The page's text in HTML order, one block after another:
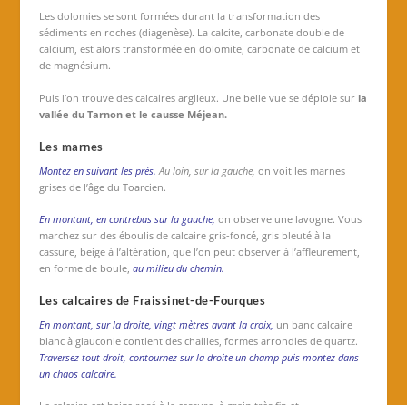
Les dolomies se sont formées durant la transformation des
sédiments en roches (diagenèse). La calcite, carbonate double de
calcium, est alors transformée en dolomite, carbonate de calcium et
de magnésium.
Puis l’on trouve des calcaires argileux. Une belle vue se déploie sur la
vallée du Tarnon et le causse Méjean.
Les marnes
Montez en suivant les prés. Au loin, sur la gauche, on voit les marnes
grises de l’âge du Toarcien.
En montant, en contrebas sur la gauche, on observe une lavogne. Vous
marchez sur des éboulis de calcaire gris-foncé, gris bleuté à la
cassure, beige à l’altération, que l’on peut observer à l’affleurement,
en forme de boule, au milieu du chemin.
Les calcaires de Fraissinet-de-Fourques
En montant, sur la droite, vingt mètres avant la croix, un banc calcaire
blanc à glauconie contient des chailles, formes arrondies de quartz.
Traversez tout droit, contournez sur la droite un champ puis montez dans
un chaos calcaire.